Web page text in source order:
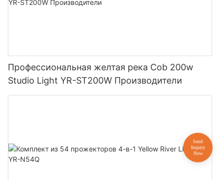
Профессиональная желтая река Cob 200w
Studio Light YR-ST200W Производители